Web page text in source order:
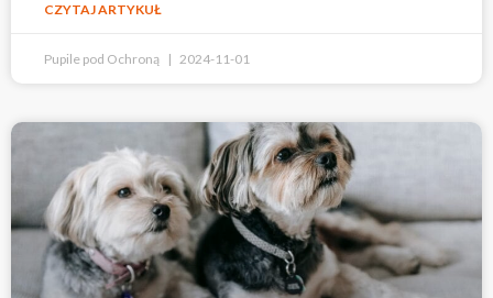
CZYTAJ ARTYKUŁ
Pupile pod Ochroną 2024-11-01